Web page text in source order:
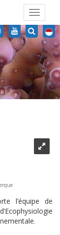
Toggle
l’équipe de